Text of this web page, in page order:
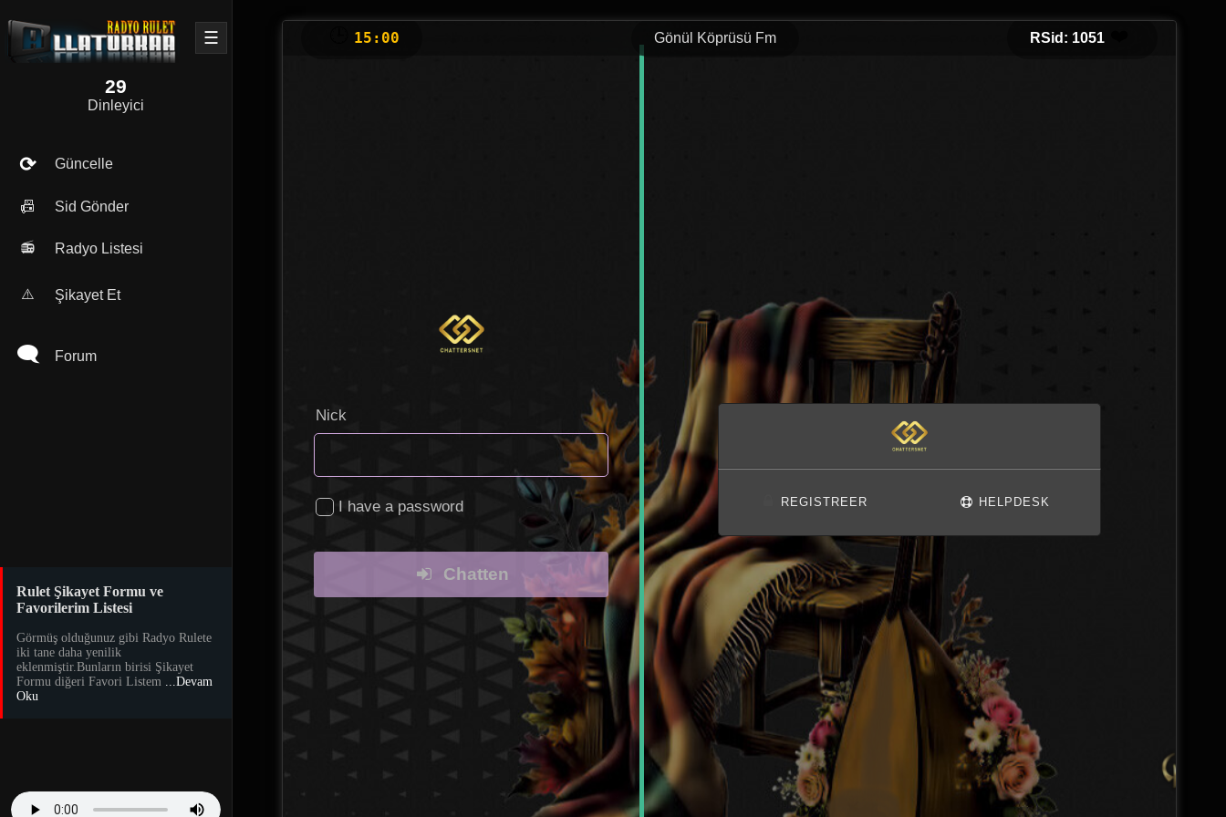
☰
29
Dinleyici
⟳ Güncelle
📠 Sid Gönder
📻 Radyo Listesi
⚠️ Şikayet Et
🗨 Forum
Rulet Şikayet Formu ve
Favorilerim Listesi
Görmüş olduğunuz gibi Radyo Rulete
iki tane daha yenilik
eklenmiştir.Bunların birisi Şikayet
Formu diğeri Favori Listem
...Devam
Oku
15:00 Gönül Köprüsü Fm RSid: 1051